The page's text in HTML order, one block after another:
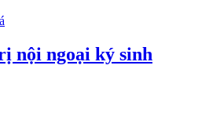
nội ngoại ký sinh